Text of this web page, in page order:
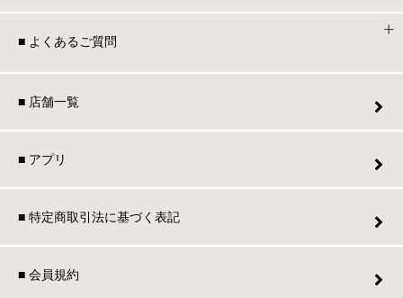
■ よくあるご質問
■ 店舗一覧
■ アプリ
■ 特定商取引法に基づく表記
■ 会員規約